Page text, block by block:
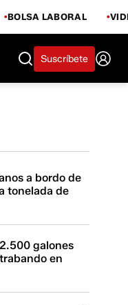
BOLSA LABORAL
Suscríbete
a bordo de
tonelada de
galones
en